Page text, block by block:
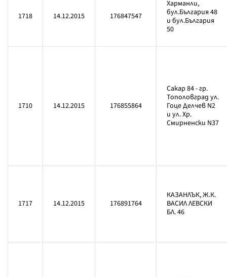
1718 14.12.2015 176847547
Харманли,
бул.България 48
и бул.България
50
1710 14.12.2015 176855864
Сакар 84 - гр.
Тополовград ул.
Гоце Делчев N2
и ул. Хр.
Смирненски N37
1717 14.12.2015 176891764
КАЗАНЛЪК, Ж.К.
ВАСИЛ ЛЕВСКИ
БЛ. 46